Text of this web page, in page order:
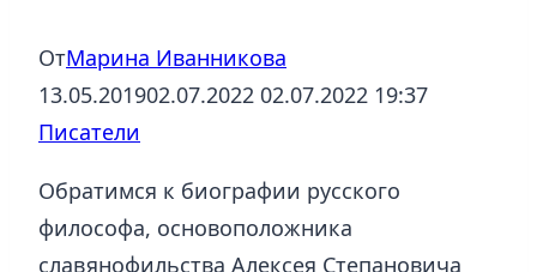
ОтМарина Иванникова
13.05.201902.07.2022 02.07.2022 19:37
Писатели
Обратимся к биографии русского
философа, основоположника
славянофильства Алексея Степановича